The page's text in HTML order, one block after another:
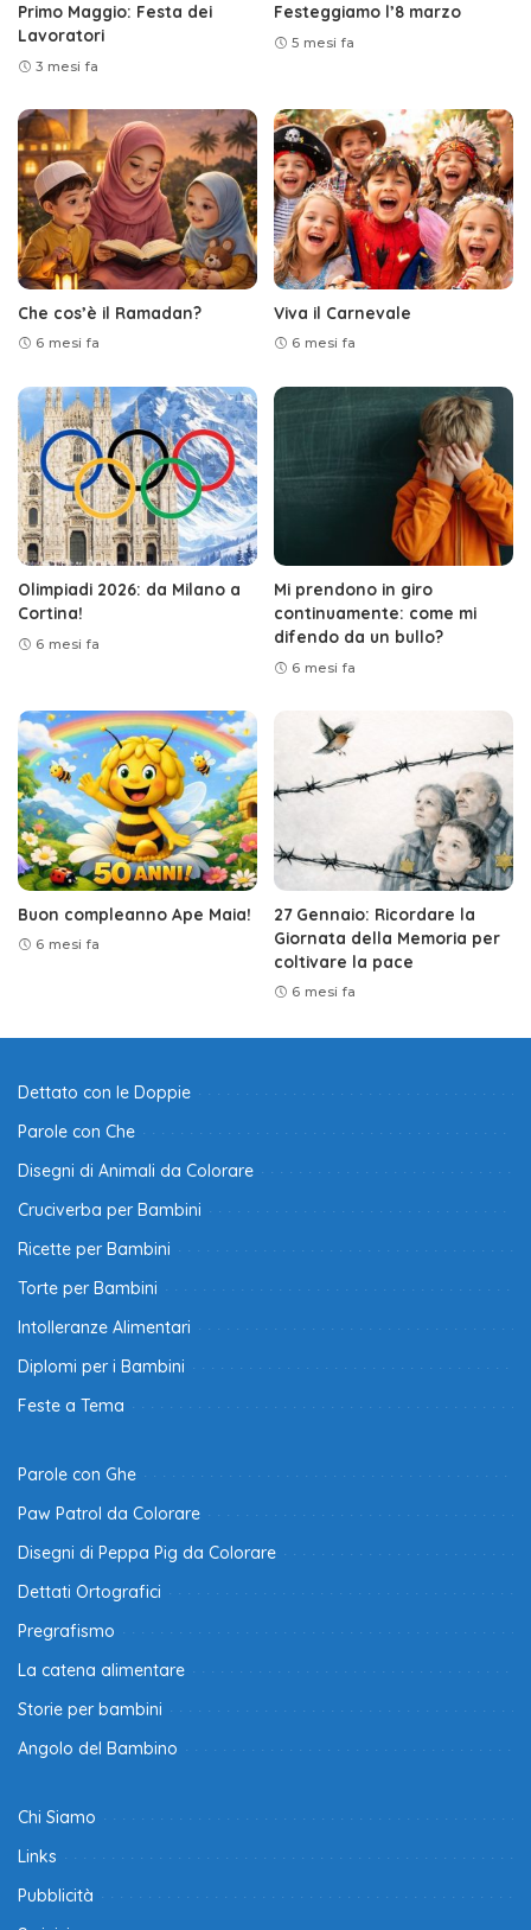
Primo Maggio: Festa dei
Lavoratori
3 mesi fa
Festeggiamo l’8 marzo
5 mesi fa
Che cos’è il Ramadan?
6 mesi fa
Viva il Carnevale
6 mesi fa
Olimpiadi 2026: da Milano a
Cortina!
6 mesi fa
Mi prendono in giro
continuamente: come mi
difendo da un bullo?
6 mesi fa
Buon compleanno Ape Maia!
6 mesi fa
27 Gennaio: Ricordare la
Giornata della Memoria per
coltivare la pace
6 mesi fa
Dettato con le Doppie
Parole con Che
Disegni di Animali da Colorare
Cruciverba per Bambini
Ricette per Bambini
Torte per Bambini
Intolleranze Alimentari
Diplomi per i Bambini
Feste a Tema
Parole con Ghe
Paw Patrol da Colorare
Disegni di Peppa Pig da Colorare
Dettati Ortografici
Pregrafismo
La catena alimentare
Storie per bambini
Angolo del Bambino
Chi Siamo
Links
Pubblicità